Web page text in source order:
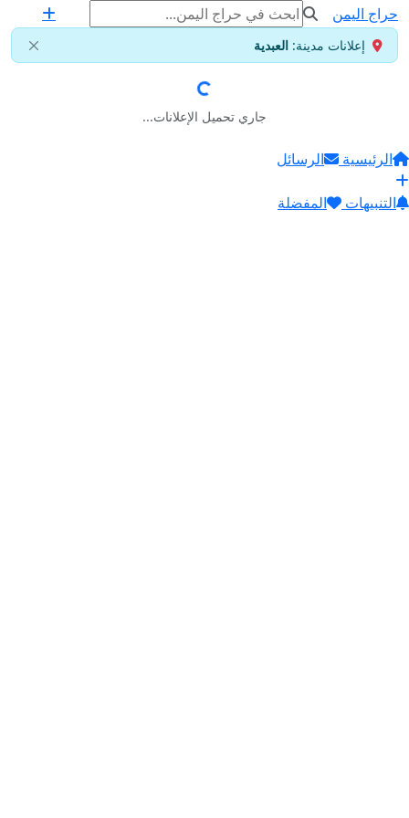
حراج اليمن
إعلانات مدينة: العبدية
جاري تحميل الإعلانات...
الرئيسية الرسائل
التنبيهات المفضلة